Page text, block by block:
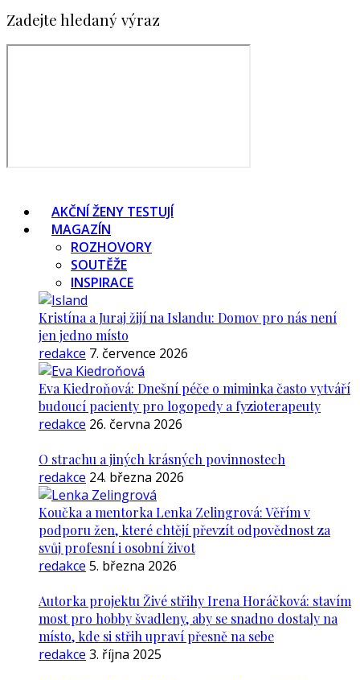
Zadejte hledaný výraz
AKČNÍ ŽENY TESTUJÍ
MAGAZÍN
ROZHOVORY
SOUTĚŽE
INSPIRACE
Kristína a Juraj žijí na Islandu: Domov pro nás není
jen jedno místo
redakce 7. července 2026
Eva Kiedroňová: Dnešní péče o miminka často vytváří
budoucí pacienty pro logopedy a fyzioterapeuty
redakce 26. června 2026
O strachu a jiných krásných povinnostech
redakce 24. března 2026
Koučka a mentorka Lenka Zelingrová: Věřím v
podporu žen, které chtějí převzít odpovědnost za
svůj profesní i osobní život
redakce 5. března 2026
Autorka projektu Živé střihy Irena Horáčková: stavím
most pro hobby švadleny, aby se snadno dostaly na
místo, kde si střih upraví přesně na sebe
redakce 3. října 2025